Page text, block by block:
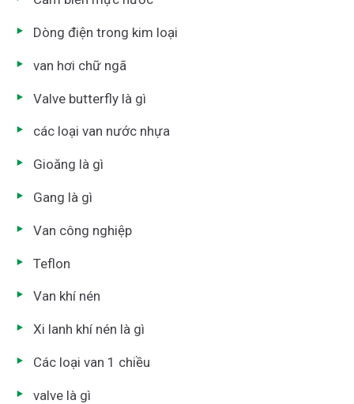
Dòng điện trong kim loại
van hơi chữ ngã
Valve butterfly là gì
các loại van nước nhựa
Gioăng là gì
Gang là gì
Van công nghiệp
Teflon
Van khí nén
Xi lanh khí nén là gì
Các loại van 1 chiều
valve là gì